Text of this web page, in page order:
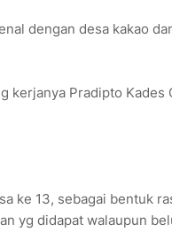
dengan desa kakao
kerjanya Pradipto
ke 13, sebagai bentuk
yg didapat walaupun